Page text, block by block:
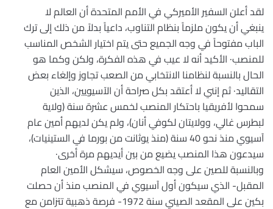
لقد أعلن السفير الأميركي في الأمم المتحدة أن العالم لا
ينبغي أن يكون ملزماً بنظام التناوب، داعياً بدلاً من ذلك إلى ترك
الباب مفتوحاً في وجه الجميع حتى يتم اختيار الشخص المناسب
للمنصب· الأكيد أنه لا عيب في هذه الفكرة، ولكن وكما هو
الحال بالنسبة لنظامنا الانتخابي من الصعب تجاوز وإلغاء بعض
التقاليد· ثم إنني لا أعتقد بكل صراحة أن الآسيويين، الذين
سمحوا لأفريقيا باحتكار المنصب لخمس عشرة سنة (ولاية
لبطرس غالي، وولايتان لكوفي أنان)، ولم يكن لديهم أمين عام
آسيوي منذ نحو 40 سنة (منذ يوثانت من بورما في الستينيات)،
سيدعون هذا المنصب يضيع من بين أيديهم مرة أخرى·
وبالنسبة للصين على وجه الخصوص، سيشكل الأمين العام
المقبل- الذي سيكون أول آسيوي في المنصب منذ أن حصلت
بكين على المقعد الصيني سنة 1972- فرصة ذهبية تتزامن مع